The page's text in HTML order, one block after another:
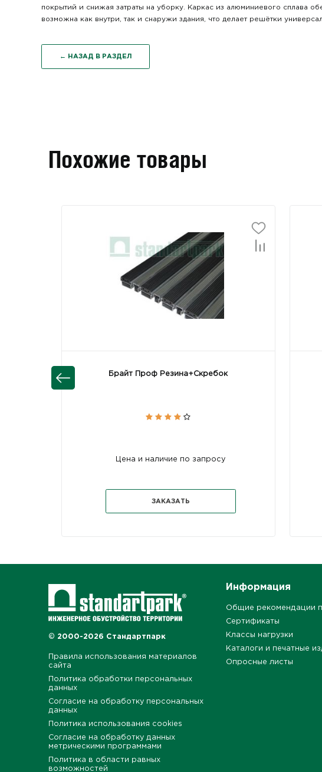
покрытий и снижая затраты на уборку. Каркас из алюминиевого сплава
возможна как внутри, так и снаружи здания, что делает решётки
← НАЗАД В РАЗДЕЛ
Похожие товары
Брайт Проф Резина+Скребок
Цена и наличие по запросу
ЗАКАЗАТЬ
© 2000-2026 Стандартпарк
Правила использования материалов
сайта
Политика обработки персональных
данных
Согласие на обработку персональных
данных
Политика использования cookies
Согласие на обработку данных
метрическими программами
Политика в области равных
возможностей
Информация
Общие рекомендации
Сертификаты
Классы нагрузки
Каталоги и печатные
Опросные листы